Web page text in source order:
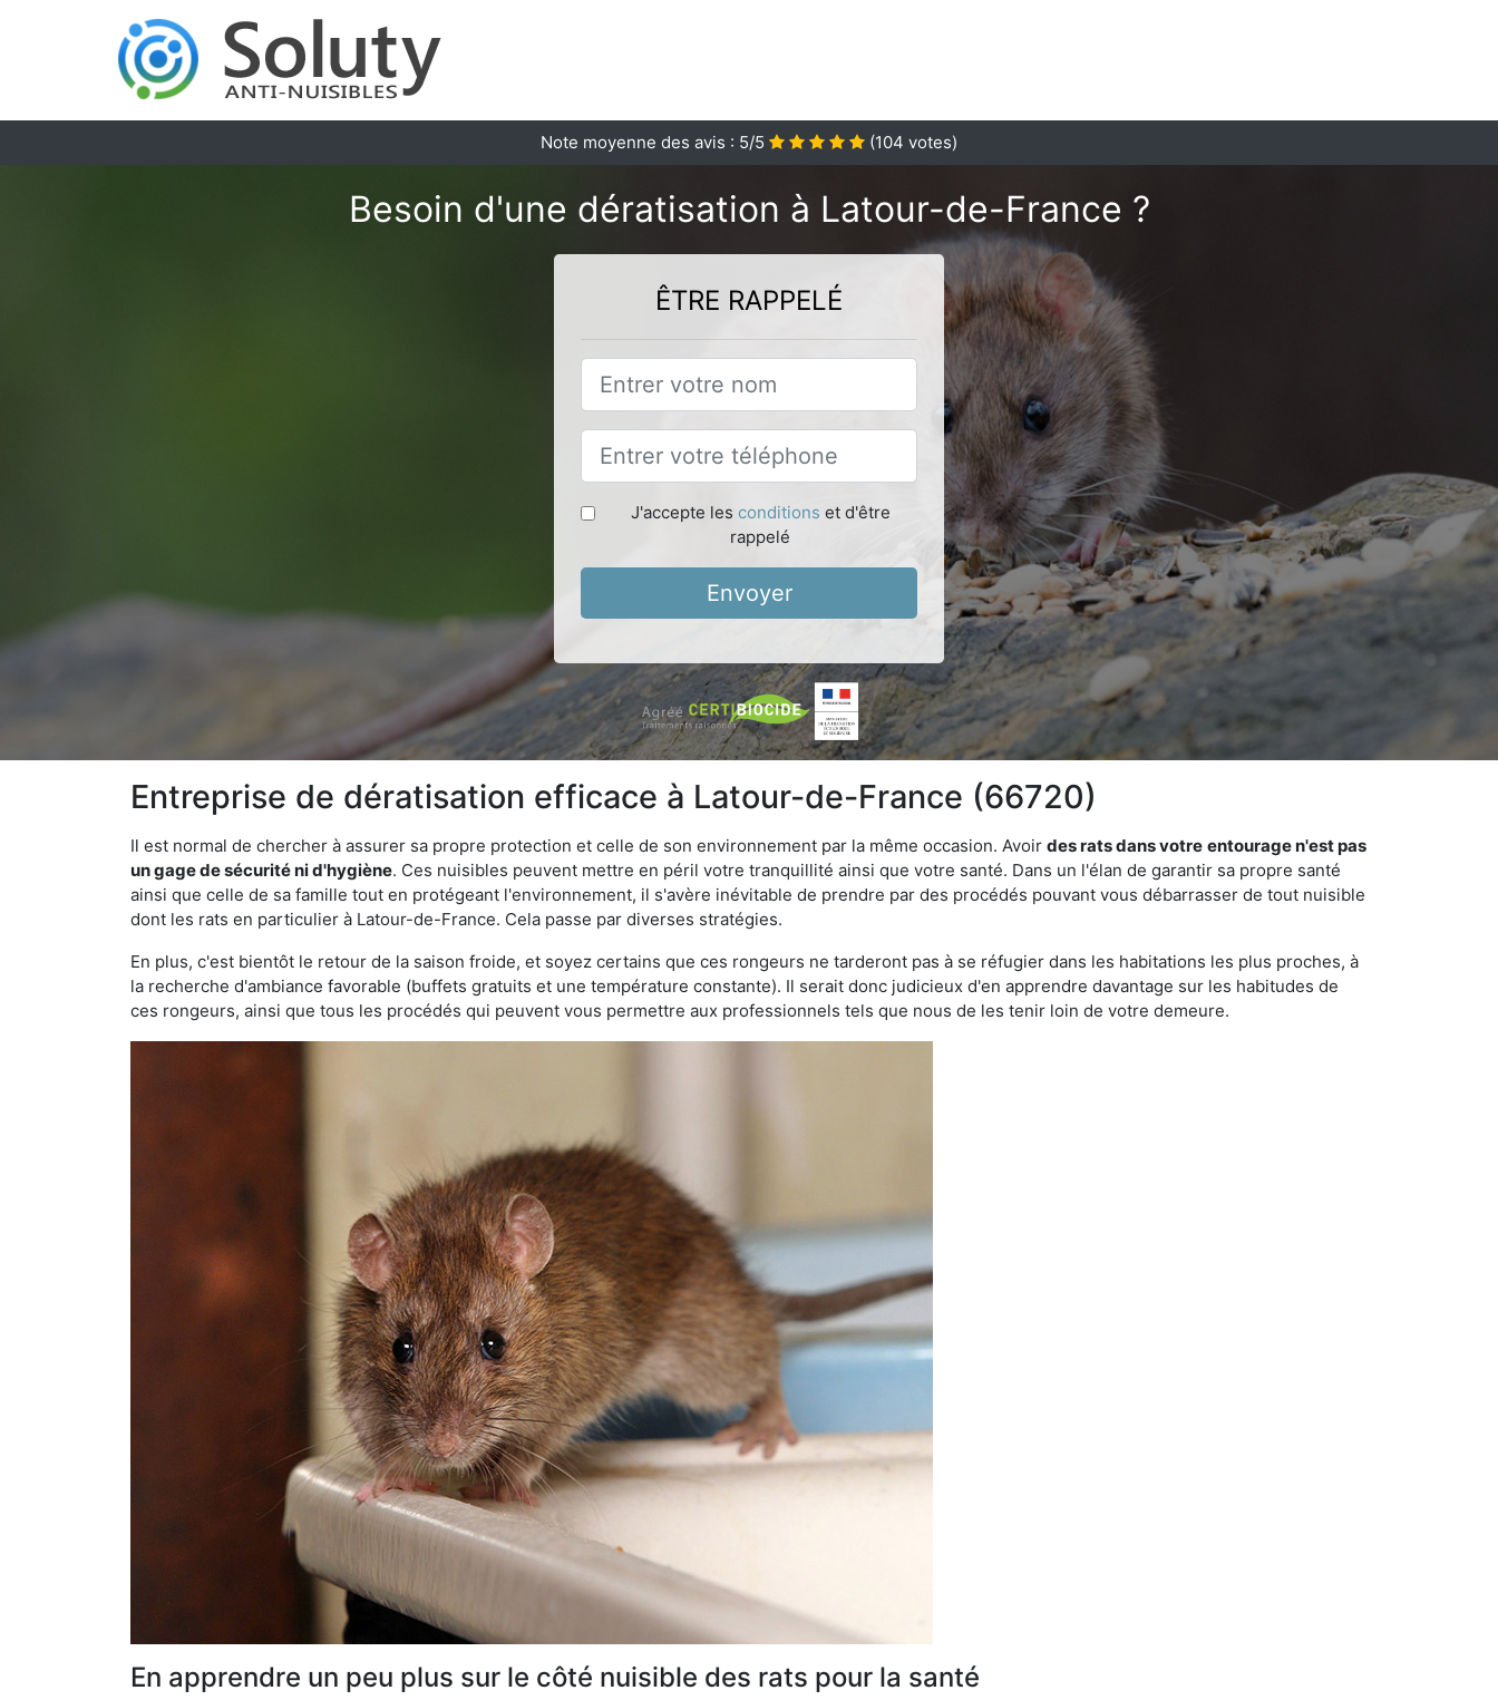
Note moyenne des avis : 5/5 (104 votes)
Besoin d'une dératisation à Latour-de-France ?
ÊTRE RAPPELÉ
J'accepte les conditions et d'être
rappelé
Envoyer
Entreprise de dératisation efficace à Latour-de-France (66720)
Il est normal de chercher à assurer sa propre protection et celle de son environnement par la même occasion. Avoir des rats dans votre entourage n'est pas
un gage de sécurité ni d'hygiène. Ces nuisibles peuvent mettre en péril votre tranquillité ainsi que votre santé. Dans un l'élan de garantir sa propre santé
ainsi que celle de sa famille tout en protégeant l'environnement, il s'avère inévitable de prendre par des procédés pouvant vous débarrasser de tout nuisible
dont les rats en particulier à Latour-de-France. Cela passe par diverses stratégies.
En plus, c'est bientôt le retour de la saison froide, et soyez certains que ces rongeurs ne tarderont pas à se réfugier dans les habitations les plus proches, à
la recherche d'ambiance favorable (buffets gratuits et une température constante). Il serait donc judicieux d'en apprendre davantage sur les habitudes de
ces rongeurs, ainsi que tous les procédés qui peuvent vous permettre aux professionnels tels que nous de les tenir loin de votre demeure.
En apprendre un peu plus sur le côté nuisible des rats pour la santé